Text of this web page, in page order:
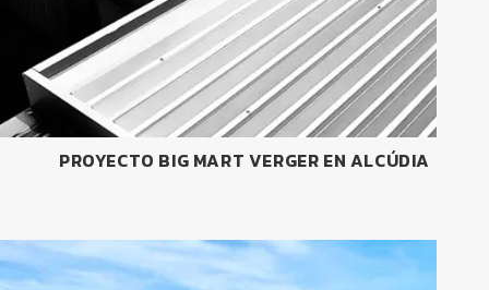
PROYECTO BIG MART VERGER EN ALCÚDIA